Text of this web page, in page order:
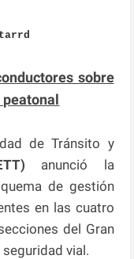
sobre
peatonal
de Tránsito y
anunció la
de gestión
en las cuatro
del Gran
vial.